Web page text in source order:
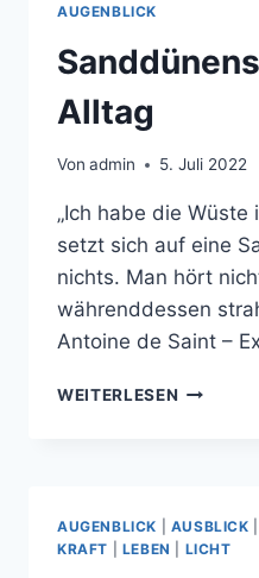
AUGENBLICK
Alltag
Von admin 5. Juli 2022
„Ich habe die
setzt sich auf eine
nichts. Man hört
währenddessen
Antoine de Saint –
WEITERLESEN
AUGENBLICK AUSBLICK
KRAFT
LEBEN LICHT